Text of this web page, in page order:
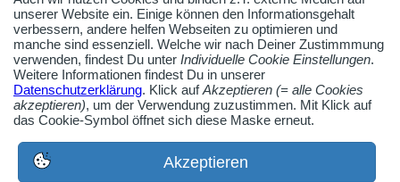
unserer Website ein. Einige können den Informationsgehalt
verbessern, andere helfen Webseiten zu optimieren und
manche sind essenziell. Welche wir nach Deiner Zustimmmung
verwenden, findest Du unter Individuelle Cookie Einstellungen.
Weitere Informationen findest Du in unserer
Datenschutzerklärung. Klick aufAkzeptieren (= alle Cookies
akzeptieren), um der Verwendung zuzustimmen. Mit Klick auf
das Cookie-Symbol öffnet sich diese Maske erneut.
Akzeptieren